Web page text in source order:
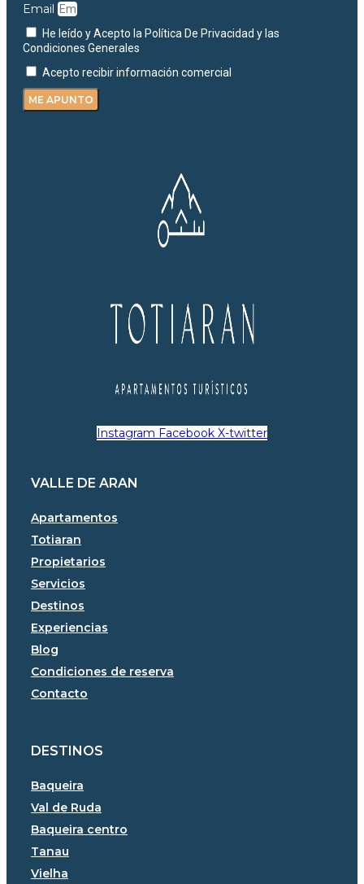
Email
He leído y Acepto la Política De Privacidad y las
Condiciones Generales
Acepto recibir información comercial
ME APUNTO
Instagram Facebook X-twitter
VALLE DE ARAN
Apartamentos
Totiaran
Propietarios
Servicios
Destinos
Experiencias
Blog
Condiciones de reserva
Contacto
DESTINOS
Baqueira
Val de Ruda
Baqueira centro
Tanau
Vielha